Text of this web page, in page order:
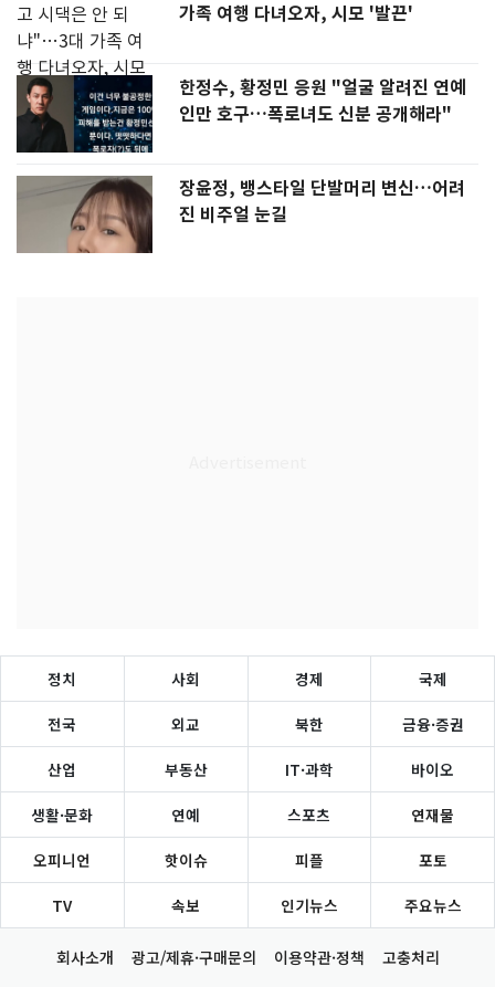
가족 여행 다녀오자, 시모 '발끈'
한정수, 황정민 응원 "얼굴 알려진 연예
인만 호구…폭로녀도 신분 공개해라"
장윤정, 뱅스타일 단발머리 변신…어려
진 비주얼 눈길
정치 사회 경제 국제
전국 외교 북한 금융·증권
산업 부동산 IT·과학 바이오
생활·문화 연예 스포츠 연재물
오피니언 핫이슈 피플 포토
TV 속보 인기뉴스 주요뉴스
회사소개 광고/제휴·구매문의 이용약관·정책 고충처리